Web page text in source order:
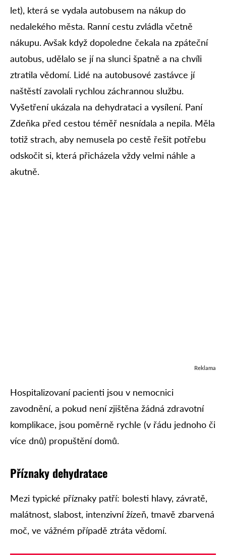
let), která se vydala autobusem na nákup do
nedalekého města. Ranní cestu zvládla včetně
nákupu. Avšak když dopoledne čekala na zpáteční
autobus, udělalo se jí na slunci špatně a na chvíli
ztratila vědomí. Lidé na autobusové zastávce jí
naštěstí zavolali rychlou záchrannou službu.
Vyšetření ukázala na dehydrataci a vysílení. Paní
Zdeňka před cestou téměř nesnídala a nepila. Měla
totiž strach, aby nemusela po cestě řešit potřebu
odskočit si, která přicházela vždy velmi náhle a
akutně.
Reklama
Hospitalizovaní pacienti jsou v nemocnici
zavodnění, a pokud není zjištěna žádná zdravotní
komplikace, jsou poměrně rychle (v řádu jednoho či
více dnů) propuštění domů.
Příznaky dehydratace
Mezi typické příznaky patří: bolesti hlavy, závratě,
malátnost, slabost, intenzivní žízeň, tmavě zbarvená
moč, ve vážném případě ztráta vědomí.